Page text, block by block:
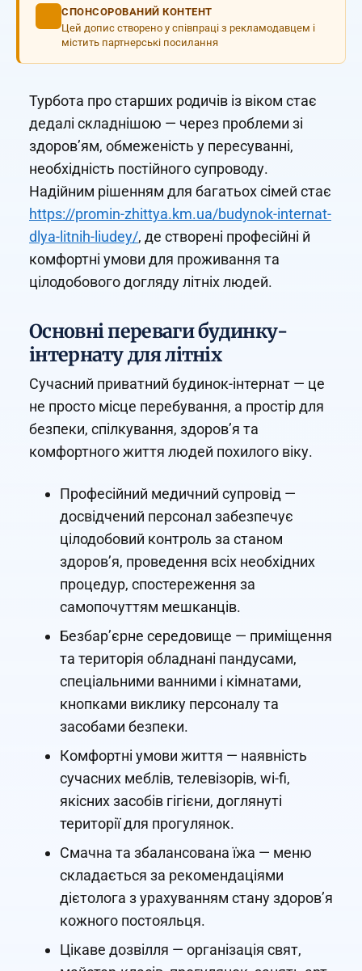
СПОНСОРОВАНИЙ КОНТЕНТ
Цей допис створено у співпраці з рекламодавцем і
містить партнерські посилання
Турбота про старших родичів із віком стає
дедалі складнішою — через проблеми зі
здоров’ям, обмеженість у пересуванні,
необхідність постійного супроводу.
Надійним рішенням для багатьох сімей стає
https://promin-zhittya.km.ua/budynok-internat-
dlya-litnih-liudey/, де створені професійні й
комфортні умови для проживання та
цілодобового догляду літніх людей.
Основні переваги будинку-
інтернату для літніх
Сучасний приватний будинок-інтернат — це
не просто місце перебування, а простір для
безпеки, спілкування, здоров’я та
комфортного життя людей похилого віку.
Професійний медичний супровід —
досвідчений персонал забезпечує
цілодобовий контроль за станом
здоров’я, проведення всіх необхідних
процедур, спостереження за
самопочуттям мешканців.
Безбар’єрне середовище — приміщення
та територія обладнані пандусами,
спеціальними ванними і кімнатами,
кнопками виклику персоналу та
засобами безпеки.
Комфортні умови життя — наявність
сучасних меблів, телевізорів, wi-fi,
якісних засобів гігієни, доглянуті
території для прогулянок.
Смачна та збалансована їжа — меню
складається за рекомендаціями
дієтолога з урахуванням стану здоров’я
кожного постояльця.
Цікаве дозвілля — організація свят,